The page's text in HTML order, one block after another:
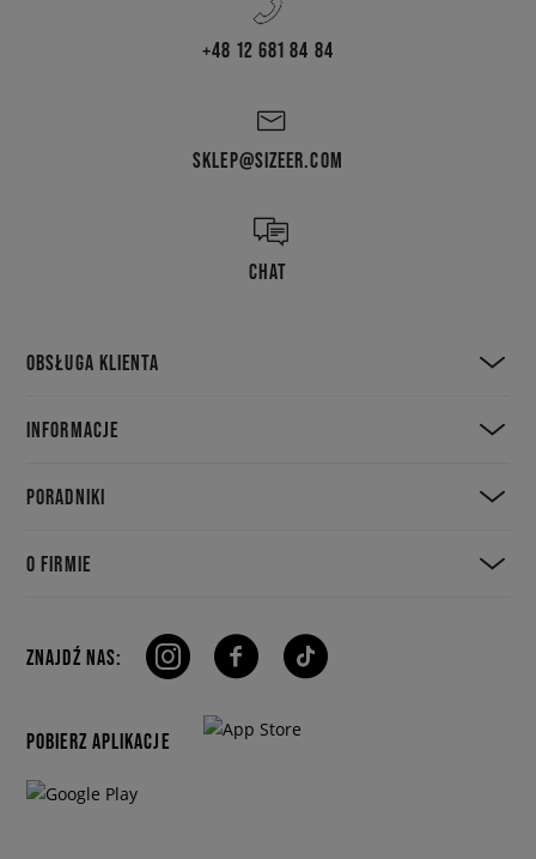
+48 12 681 84 84
SKLEP@SIZEER.COM
CHAT
OBSŁUGA KLIENTA
INFORMACJE
PORADNIKI
O FIRMIE
ZNAJDŹ NAS:
POBIERZ APLIKACJE